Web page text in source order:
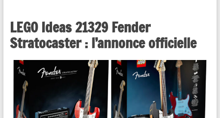
LEGO Ideas 21329 Fender
Stratocaster : l’annonce officielle